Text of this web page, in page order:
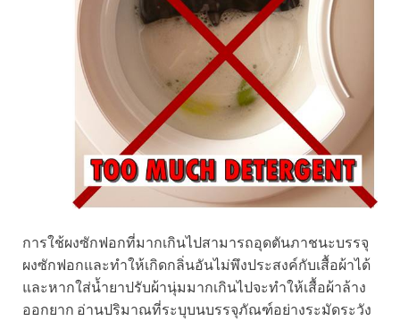
การใช้ผงซักฟอกที่มากเกินไปสามารถอุดตันภาชนะบรรจุ
ผงซักฟอกและทำให้เกิดกลิ่นอันไม่พึงประสงค์กับเสื้อผ้าได้
และหากใส่น้ำยาปรับผ้านุ่มมากเกินไปจะทำให้เสื้อผ้าล้าง
ออกยาก อ่านปริมาณที่ระบุบนบรรจุภัณฑ์อย่างระมัดระวัง